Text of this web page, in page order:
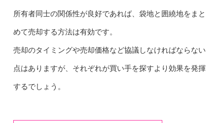
所有者同士の関係性が良好であれば、袋地と囲繞地をまと
めて売却する方法は有効です。
売却のタイミングや売却価格など協議しなければならない
点はありますが、それぞれが買い手を探すより効果を発揮
するでしょう。